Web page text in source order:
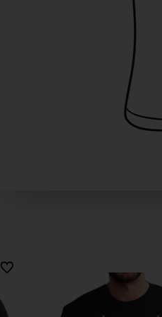
Do ulubionych
Do ulubionych